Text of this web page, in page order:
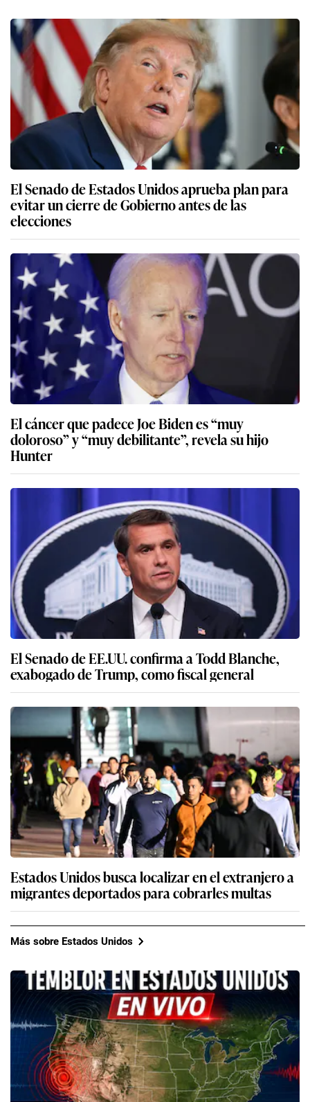
El Senado de Estados Unidos aprueba plan para
evitar un cierre de Gobierno antes de las
elecciones
El cáncer que padece Joe Biden es “muy
doloroso” y “muy debilitante”, revela su hijo
Hunter
El Senado de EE.UU. confirma a Todd Blanche,
exabogado de Trump, como fiscal general
Estados Unidos busca localizar en el extranjero a
migrantes deportados para cobrarles multas
Más sobre Estados Unidos